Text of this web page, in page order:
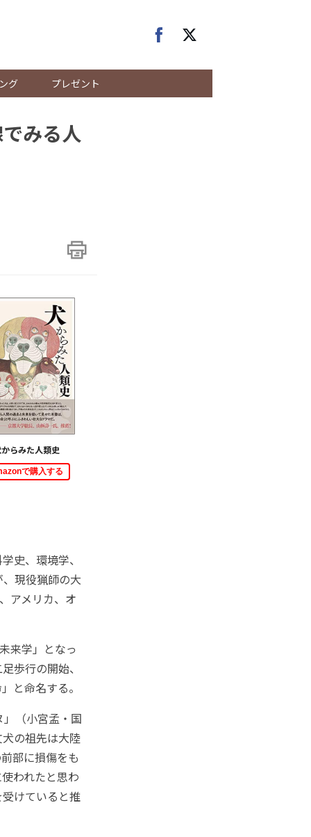
グ プレゼント
みる人
らみた人類史
で購入する
史、環境学、
現役猟師の大
アメリカ、オ
来学」となっ
歩行の開始、
と命名する。
（小宮孟・国
の祖先は大陸
部に損傷をも
われたと思わ
けていると推